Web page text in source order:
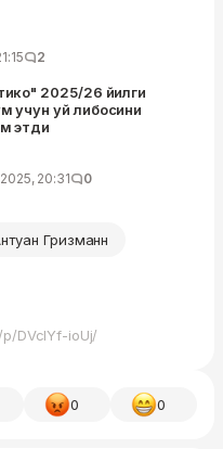
2
2025/26 йилги
учун уй либосини
этди
20:31 0
Гризманн
DVcIYf-ioUj/
0 0